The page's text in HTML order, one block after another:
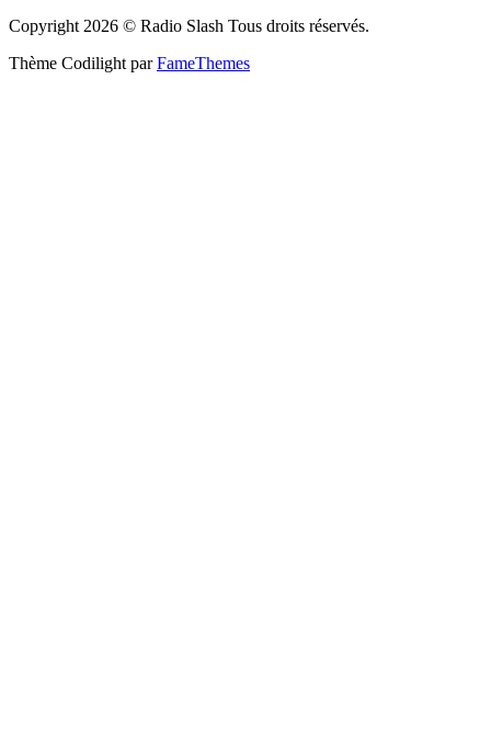
Copyright 2026 © Radio Slash Tous droits réservés.
Thème Codilight parFameThemes